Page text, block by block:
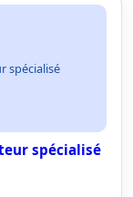
spécialisé
spécialisé